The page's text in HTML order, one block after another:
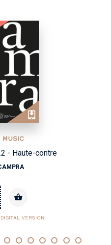
MUSIC
- Haute-contre
VERSION